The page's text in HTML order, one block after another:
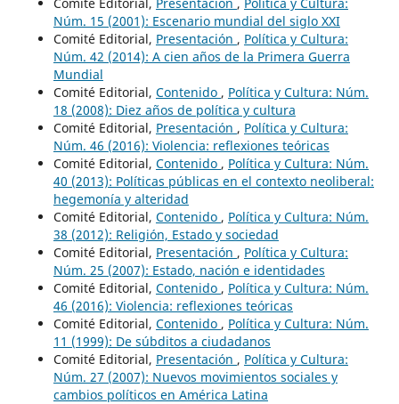
Núm. 15 (2001): Escenario mundial del siglo XXI
Comité Editorial, Presentación , Política y Cultura:
Núm. 42 (2014): A cien años de la Primera Guerra
Mundial
Comité Editorial, Contenido , Política y Cultura: Núm.
18 (2008): Diez años de política y cultura
Comité Editorial, Presentación , Política y Cultura:
Núm. 46 (2016): Violencia: reflexiones teóricas
Comité Editorial, Contenido , Política y Cultura: Núm.
40 (2013): Políticas públicas en el contexto neoliberal:
hegemonía y alteridad
Comité Editorial, Contenido , Política y Cultura: Núm.
38 (2012): Religión, Estado y sociedad
Comité Editorial, Presentación , Política y Cultura:
Núm. 25 (2007): Estado, nación e identidades
Comité Editorial, Contenido , Política y Cultura: Núm.
46 (2016): Violencia: reflexiones teóricas
Comité Editorial, Contenido , Política y Cultura: Núm.
11 (1999): De súbditos a ciudadanos
Comité Editorial, Presentación , Política y Cultura:
Núm. 27 (2007): Nuevos movimientos sociales y
cambios políticos en América Latina